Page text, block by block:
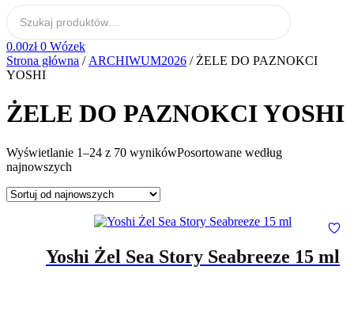
0.00zł 0 Wózek
Strona główna / ARCHIWUM2026 / ŻELE DO PAZNOKCI
YOSHI
ŻELE DO PAZNOKCI YOSHI
Wyświetlanie 1–24 z 70 wynikówPosortowane według
najnowszych
Yoshi Żel Sea Story Seabreeze 15 ml